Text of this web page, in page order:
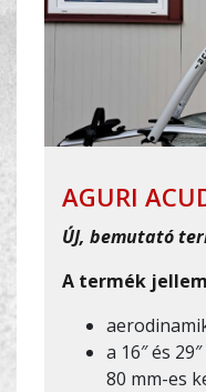
AGURI
ÚJ, bemutató
A termék
a 16″ és
80 mm-es